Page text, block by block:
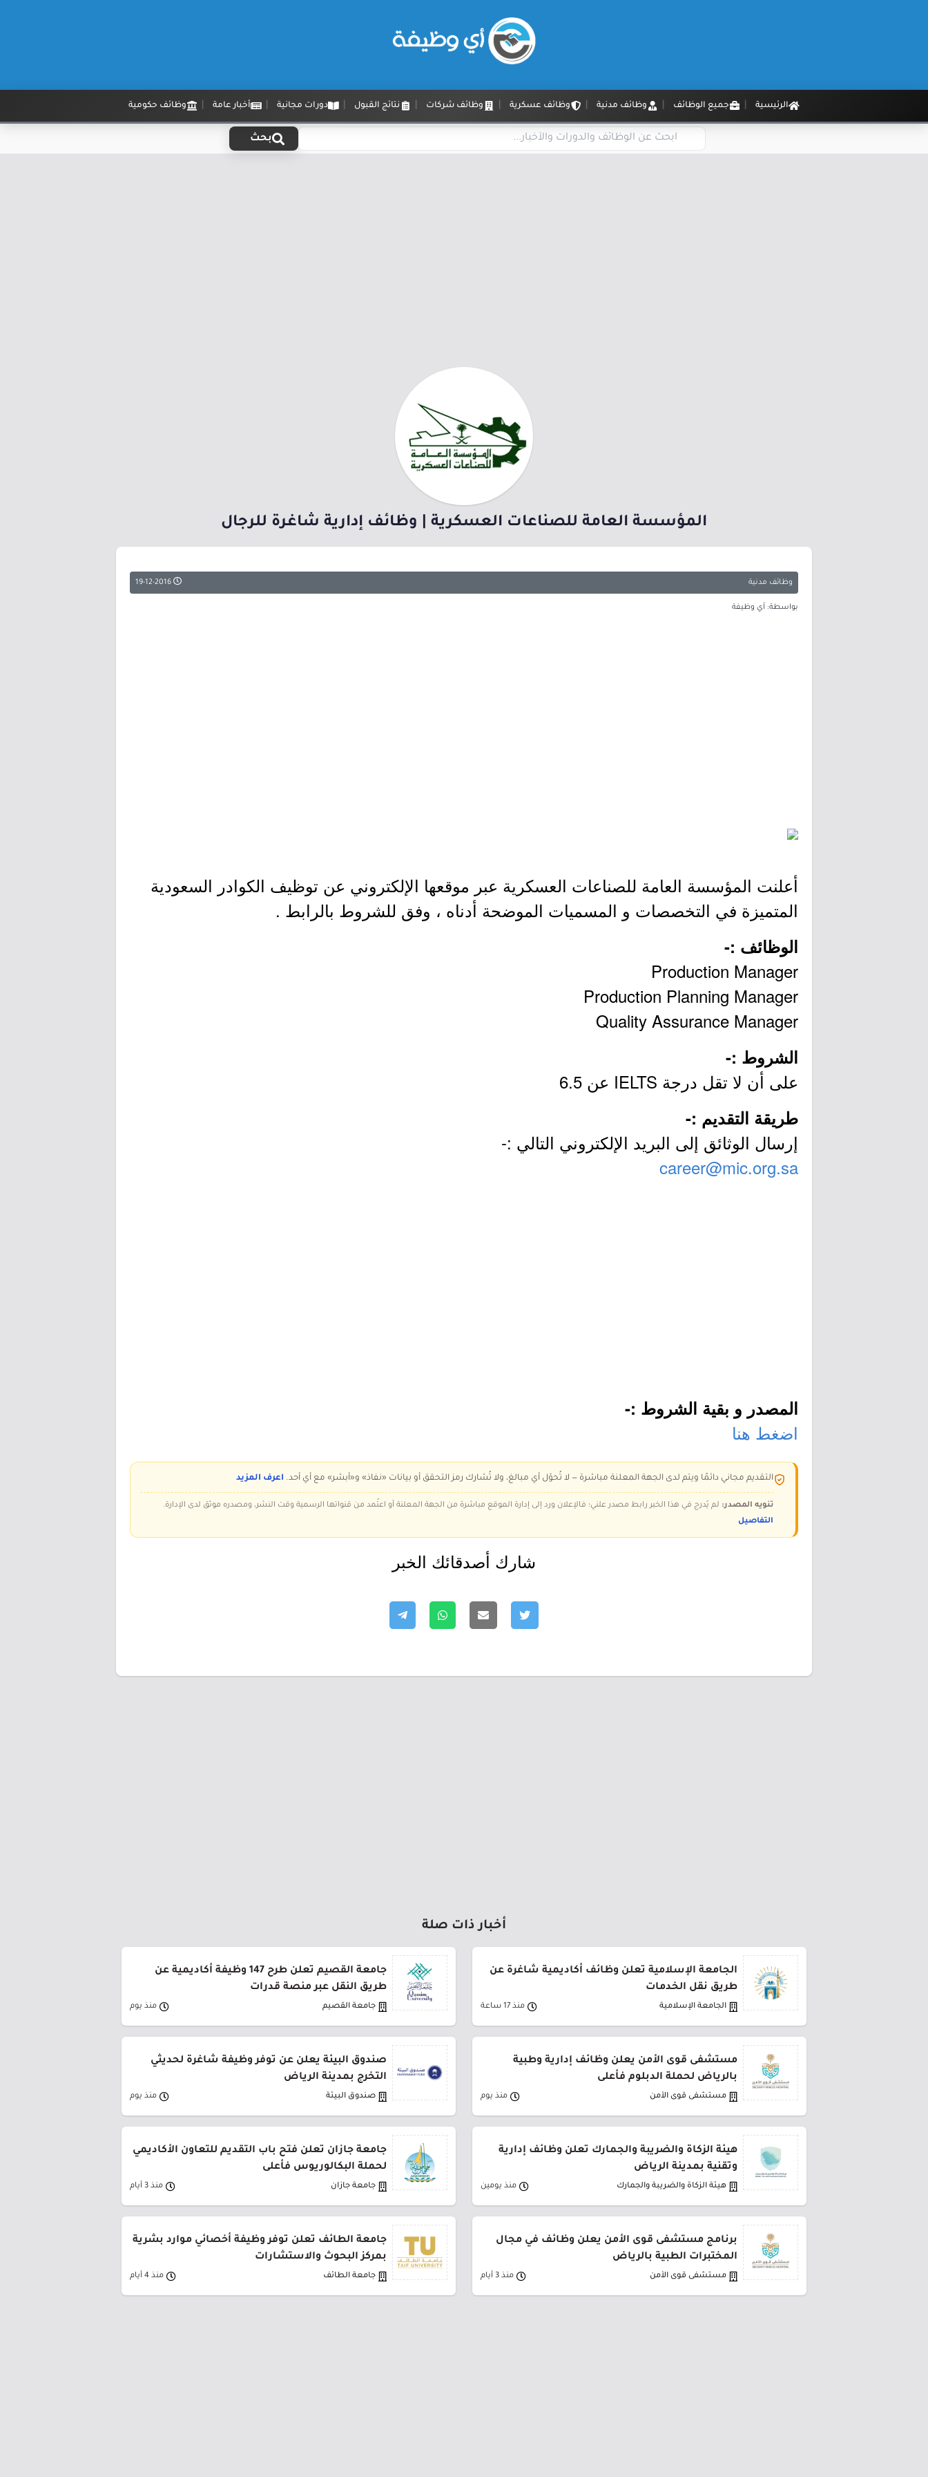
الرئيسية جميع الوظائف وظائف مدنية وظائف عسكرية وظائف شركات نتائج القبول دورات مجانية أخبار عامة وظائف حكومية
بحث
المؤسسة العامة للصناعات العسكرية | وظائف إدارية شاغرة للرجال
وظائف مدنية
بواسطة: أي وظيفة
أعلنت المؤسسة العامة للصناعات العسكرية عبر موقعها الإلكتروني عن توظيف الكوادر السعودية
المتميزة في التخصصات و المسميات الموضحة أدناه ، وفق للشروط بالرابط .
الوظائف :-
Production Manager
Production Planning Manager
Quality Assurance Manager
الشروط :-
على أن لا تقل درجة IELTS عن 6.5
طريقة التقديم :-
إرسال الوثائق إلى البريد الإلكتروني التالي :-
career@mic.org.sa
المصدر و بقية الشروط :-
اضغط هنا
التقديم مجاني دائمًا ويتم لدى الجهة المعلنة مباشرة — لا تُحوّل أي مبالغ، ولا تُشارك رمز التحقق أو بيانات «نفاذ» و«أبشر» مع أي أحد. اعرف المزيد
تنويه المصدر: لم يُدرج في هذا الخبر رابط مصدر علني؛ فالإعلان ورد إلى إدارة الموقع مباشرة من الجهة المعلنة أو اعتُمد من قنواتها الرسمية وقت النشر، ومصدره موثق لدى الإدارة.
التفاصيل
شارك أصدقائك الخبر
أخبار ذات صلة
الجامعة الإسلامية تعلن وظائف أكاديمية شاغرة عن
طريق نقل الخدمات
الجامعة الإسلامية منذ 17 ساعة
جامعة القصيم تعلن طرح 147 وظيفة أكاديمية عن
طريق النقل عبر منصة قدرات
جامعة القصيم منذ يوم
مستشفى قوى الأمن يعلن وظائف إدارية وطبية
بالرياض لحملة الدبلوم فأعلى
مستشفى قوى الأمن منذ يوم
صندوق البيئة يعلن عن توفر وظيفة شاغرة لحديثي
التخرج بمدينة الرياض
صندوق البيئة منذ يوم
هيئة الزكاة والضريبة والجمارك تعلن وظائف إدارية
وتقنية بمدينة الرياض
هيئة الزكاة والضريبة والجمارك منذ يومين
جامعة جازان تعلن فتح باب التقديم للتعاون الأكاديمي
لحملة البكالوريوس فأعلى
جامعة جازان منذ 3 أيام
برنامج مستشفى قوى الأمن يعلن وظائف في مجال
المختبرات الطبية بالرياض
مستشفى قوى الأمن منذ 3 أيام
جامعة الطائف تعلن توفر وظيفة أخصائي موارد بشرية
بمركز البحوث والاستشارات
جامعة الطائف منذ 4 أيام